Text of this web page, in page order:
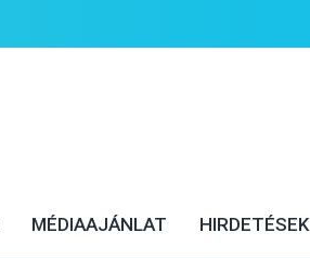
MÉDIAAJÁNLAT HIRDETÉSEK